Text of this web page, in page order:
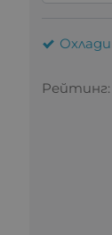
Рейтинг: